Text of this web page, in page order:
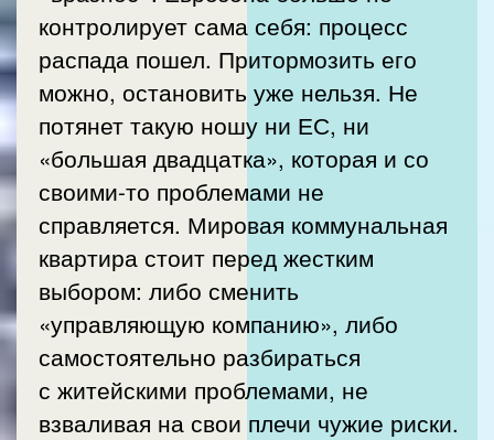
контролирует сама себя: процесс
распада пошел. Притормозить его
можно, остановить уже нельзя. Не
потянет такую ношу ни ЕС, ни
«большая двадцатка», которая и со
своими-то проблемами не
справляется. Мировая коммунальная
квартира стоит перед жестким
выбором: либо сменить
«управляющую компанию», либо
самостоятельно разбираться
с житейскими проблемами, не
взваливая на свои плечи чужие риски.